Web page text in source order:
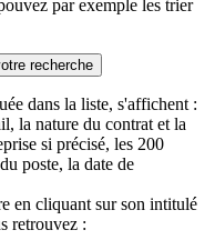
par exemple les trier
recherche
dans la liste, s'affichent :
la nature du contrat et la
si précisé, les 200
poste, la date de
en cliquant sur son intitulé
retrouvez :